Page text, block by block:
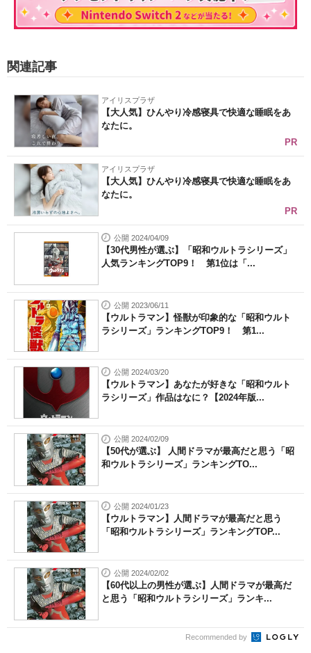
関連記事
アイリスプラザ
【大人気】ひんやり冷感寝具で快適な睡眠をあ
なたに。
PR
アイリスプラザ
【大人気】ひんやり冷感寝具で快適な睡眠をあ
なたに。
PR
公開 2024/04/09
【30代男性が選ぶ】「昭和ウルトラシリーズ」
人気ランキングTOP9！ 第1位は「...
公開 2023/06/11
【ウルトラマン】怪獣が印象的な「昭和ウルト
ラシリーズ」ランキングTOP9！ 第1...
公開 2024/03/20
【ウルトラマン】あなたが好きな「昭和ウルト
ラシリーズ」作品はなに？【2024年版...
公開 2024/02/09
【50代が選ぶ】 人間ドラマが最高だと思う「昭
和ウルトラシリーズ」ランキングTO...
公開 2024/01/23
【ウルトラマン】人間ドラマが最高だと思う
「昭和ウルトラシリーズ」ランキングTOP...
公開 2024/02/02
【60代以上の男性が選ぶ】人間ドラマが最高だ
と思う「昭和ウルトラシリーズ」ランキ...
Recommended by